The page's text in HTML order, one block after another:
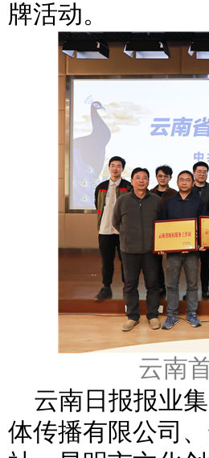
牌活动。
云南
云南日报报业
体传播有限公司